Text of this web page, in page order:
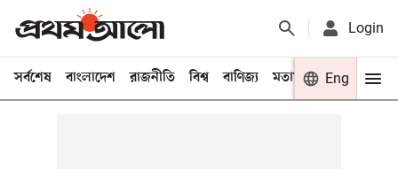
Login
সর্বশেষ বাংলাদেশ রাজনীতি বিশ্ব বাণিজ্য মতামত খেলা
Eng